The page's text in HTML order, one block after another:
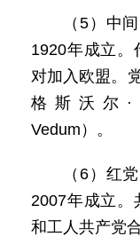
（5）中
1920年成立。
对加入欧盟。
格斯沃尔·
Vedum）。
（6）红
2007年成立。
和工人共产党